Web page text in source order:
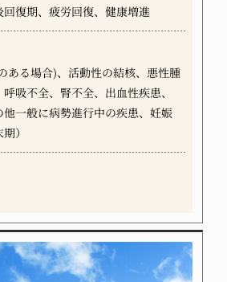
復期、疲労回復、健康増進
ある場合)、活動性の結核、悪性腫
吸不全、腎不全、出血性疾患、
一般に病勢進行中の疾患、妊娠
）